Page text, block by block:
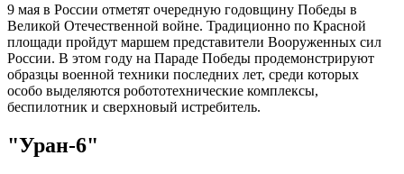
9 мая в России отметят очередную годовщину Победы в
Великой Отечественной войне. Традиционно по Красной
площади пройдут маршем представители Вооруженных сил
России. В этом году на Параде Победы продемонстрируют
образцы военной техники последних лет, среди которых
особо выделяются робототехнические комплексы,
беспилотник и сверхновый истребитель.
"Уран-6"